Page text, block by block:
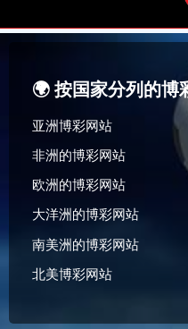
🌍 按国家分列的博
亚洲博彩网站
非洲的博彩网站
欧洲的博彩网站
大洋洲的博彩网站
南美洲的博彩网站
北美博彩网站